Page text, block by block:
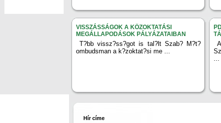
VISSZÁSSÁGOK A KÖZOKTATÁSI
MEGÁLLAPODÁSOK PÁLYÁZATAIBAN
T?bb vissz?ss?got is tal?lt Szab? M?t?
ombudsman a k?zoktat?si me ...
...
Hír címe